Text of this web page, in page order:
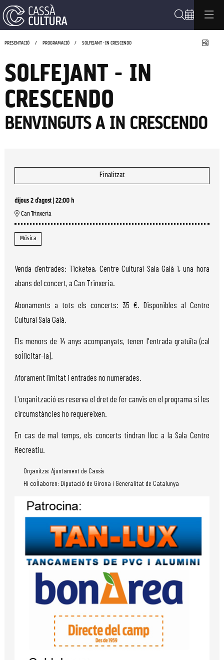
PRESENTACIÓ PROGRAMACIÓ SOLFEJANT - IN CRESCENDO
SOLFEJANT - IN
CRESCENDO
BENVINGUTS A IN CRESCENDO
Finalitzat
dijous 2 d’agost
22:00 h
Can Trinxeria
Música
Venda d’entrades: Ticketea, Centre Cultural Sala Galà i, una hora
abans del concert, a Can Trinxeria.
Abonaments a tots els concerts: 35 €. Disponibles al Centre
Cultural Sala Galà.
Els menors de 14 anys acompanyats, tenen l'entrada gratuïta (cal
sol·licitar-la).
Aforament limitat i entrades no numerades.
L'organització es reserva el dret de fer canvis en el programa si les
circumstàncies ho requereixen.
En cas de mal temps, els concerts tindran lloc a la Sala Centre
Recreatiu.
Organitza: Ajuntament de Cassà
Hi col·laboren: Diputació de Girona i Generalitat de Catalunya